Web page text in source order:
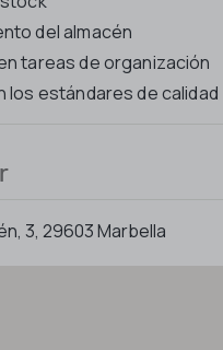
del almacén
tareas de organización
los estándares de calidad
3, 29603 Marbella